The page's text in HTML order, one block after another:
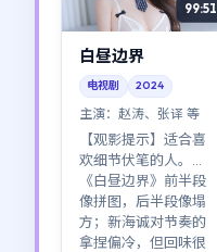
99:51
白昼边界
电视剧 2024
主演： 赵涛、张译 等
【观影提示】适合喜
欢细节伏笔的人。
《白昼边界》前半段
像拼图，后半段像塌
方；新海诚对节奏的
拿捏偏冷，但回味很